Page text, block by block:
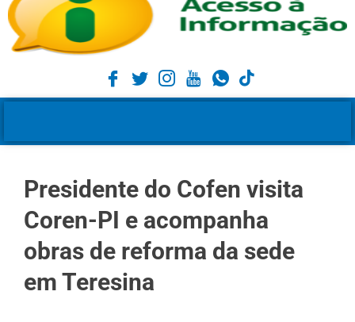
Presidente do Cofen visita
Coren-PI e acompanha
obras de reforma da sede
em Teresina